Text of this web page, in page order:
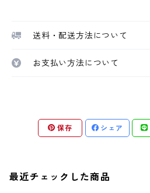
送料・配送方法について
お支払い方法について
保存 シェア
最近チェックした商品